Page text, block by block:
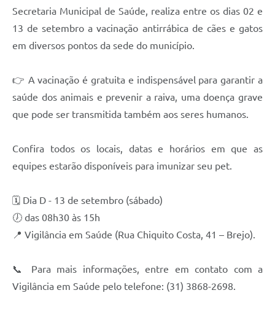
Serviços Online
Telefones Úteis
Diário Oficial
Secretaria Municipal de Saúde, realiza entre os dias 02 e
13 de setembro a vacinação antirrábica de cães e gatos
em diversos pontos da sede do município.
👉 A vacinação é gratuita e indispensável para garantir a
saúde dos animais e prevenir a raiva, uma doença grave
que pode ser transmitida também aos seres humanos.
Confira todos os locais, datas e horários em que as
equipes estarão disponíveis para imunizar seu pet.
🗓️ Dia D - 13 de setembro (sábado)
🕖 das 08h30 às 15h
📍 Vigilância em Saúde (Rua Chiquito Costa, 41 – Brejo).
📞 Para mais informações, entre em contato com a
Vigilância em Saúde pelo telefone: (31) 3868-2698.